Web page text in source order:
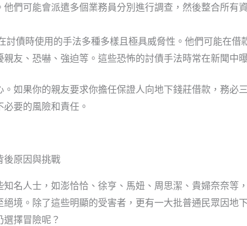
他們可能會派遣多個業務員分別進行調查，然後整合所有
討債時使用的手法多種多樣且極具威脅性。他們可能在借
友、恐嚇、強迫等。這些恐怖的討債手法時常在新聞中
如果你的親友要求你擔任保證人向地下錢莊借款，務必
要的風險和責任。
後原因與挑戰
名人士，如澎恰恰、徐亨、馬妞、周思潔、貴婦奈奈等
境。除了這些明顯的受害者，更有一大批普通民眾因地
擇冒險呢？